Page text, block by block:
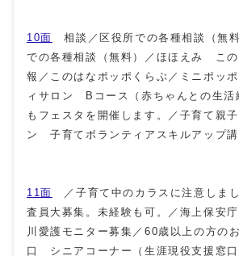
10面
相談／区役所での各種相談（無
での各種相談（無料）／ほほえみ こ
報／このはなポッポくらぶ／ミニポッ
ィサロン Bコース（赤ちゃんとの生活
もフェスタを開催します。／子育て親
ン 子育てボランティアスキルアップ
11面
／子育て中のカラスに注意しま
査員大募集。未経験も可。／海上保安
川愛護モニター募集／60歳以上の方の
口 シニアコーナー（生涯現役支援窓